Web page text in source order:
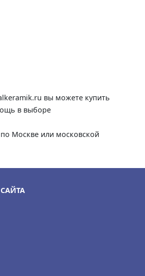
вы можете купить
в выборе
Москве или московской